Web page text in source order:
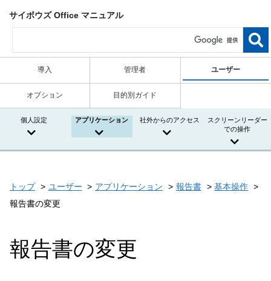
サイボウズ Office マニュアル
導入 管理者 ユーザー
オプション 目的別ガイド
個人設定 アプリケーション 社外からのアクセス
スクリーンリーダー
での操作
トップ ユーザー アプリケーション 報告書
基本操作
報告書の変更
報告書の変更